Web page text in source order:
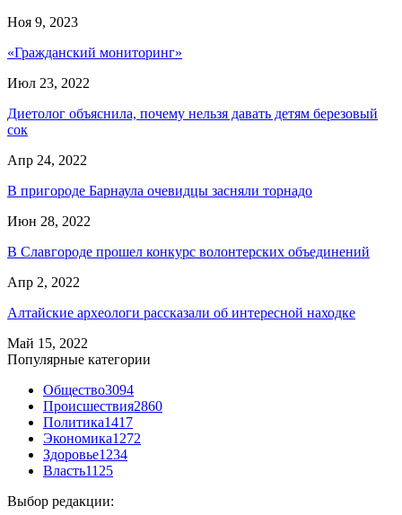
Ноя 9, 2023
«Гражданский мониторинг»
Июл 23, 2022
Диетолог объяснила, почему нельзя давать детям березовый
сок
Апр 24, 2022
В пригороде Барнаула очевидцы засняли торнадо
Июн 28, 2022
В Славгороде прошел конкурс волонтерских объединений
Апр 2, 2022
Алтайские археологи рассказали об интересной находке
Май 15, 2022
Популярные категории
Общество3094
Происшествия2860
Политика1417
Экономика1272
Здоровье1234
Власть1125
Выбор редакции: